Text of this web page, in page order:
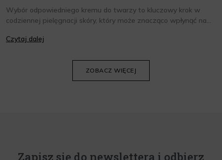
Wybór odpowiedniego kremu do twarzy to kluczowy krok w
codziennej pielęgnacji skóry, który może znacząco wpłynąć na
oraz wiedzieć, jak dopasować je do potrzeb własnej skóry.
Czytaj dalej
ZOBACZ WIĘCEJ
Zapisz się do newslettera i odbierz